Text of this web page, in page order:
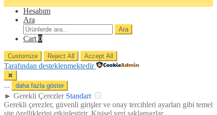
Hesabım
Ara
Ara:
Ara
Cart 0
Customize Reject All Accept All
Tarafından desteklenmektedir
✖
... daha fazla göster
► Gerekli Çerezler Standart
Gerekli çerezler, güvenli girişler ve onay tercihleri ayarları gibi temel